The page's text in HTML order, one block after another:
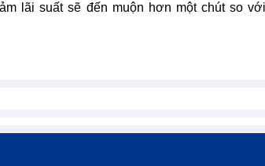
lãi suất sẽ đến muộn hơn một chút so